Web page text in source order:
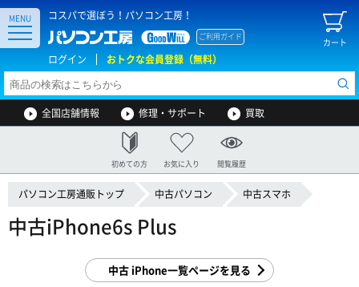
コスパで選ぼう！パソコン工房！
カート
ご利用ガイド
ログイン おトクな会員登録（無料）
MENU
全国店舗情報 修理・サポート 買取
初めての方 お気に入り 閲覧履歴
パソコン工房通販トップ 中古パソコン 中古スマホ
中古iPhone6s Plus
中古 iPhone一覧ページを見る